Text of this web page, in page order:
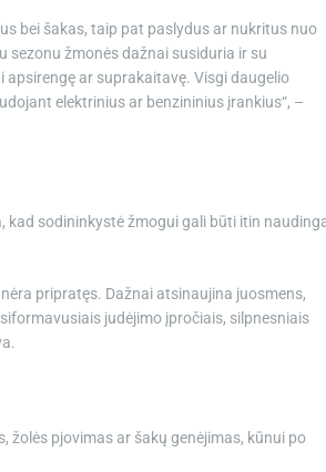
bei šakas, taip pat paslydus ar nukritus nuo
sezonu žmonės dažnai susiduria ir su
ar suprakaitavę. Visgi daugelio
elektrinius ar benzininius įrankius“, –
sodininkystė žmogui gali būti itin
pripratęs. Dažnai atsinaujina juosmens,
judėjimo įpročiais, silpnesniais
žolės pjovimas ar šakų genėjimas, kūnui po